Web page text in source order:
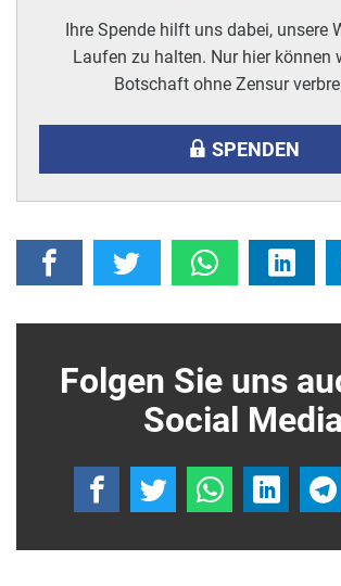
Ihre Spende hilft uns dabei, unsere
Laufen zu halten. Nur hier können
Botschaft ohne Zensur
SPENDEN
Folgen Sie uns
Social Media